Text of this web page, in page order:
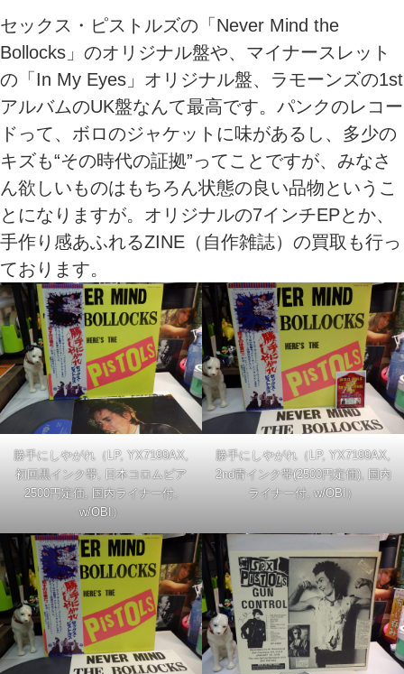
セックス・ピストルズの「Never Mind the
Bollocks」のオリジナル盤や、マイナースレット
の「In My Eyes」オリジナル盤、ラモーンズの1st
アルバムのUK盤なんて最高です。パンクのレコー
ドって、ボロのジャケットに味があるし、多少の
キズも“その時代の証拠”ってことですが、みなさ
ん欲しいものはもちろん状態の良い品物というこ
とになりますが。オリジナルの7インチEPとか、
手作り感あふれるZINE（自作雑誌）の買取も行っ
ております。
勝手にしやがれ（LP, YX7199AX,
初回黒インク帯, 日本コロムビア
2500円定価, 国内ライナー付,
w/OBI）
勝手にしやがれ（LP, YX7199AX,
2nd青インク帯(2500円定価), 国内
ライナー付, w/OBI）